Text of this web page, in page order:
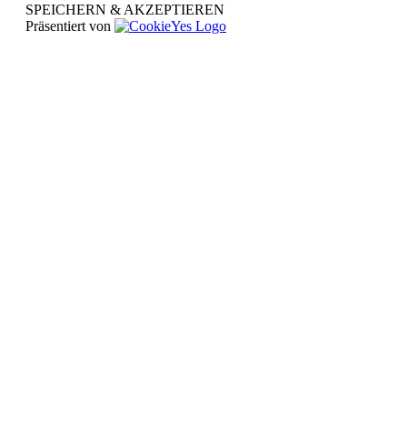
SPEICHERN & AKZEPTIEREN
Präsentiert von